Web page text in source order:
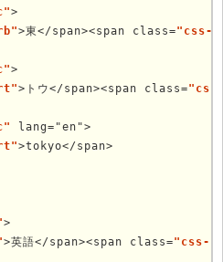
>
>東</span><span class="css-
>
>トウ</span><span class=
lang="en">
>tokyo</span>
>
>英語</span><span class="css-